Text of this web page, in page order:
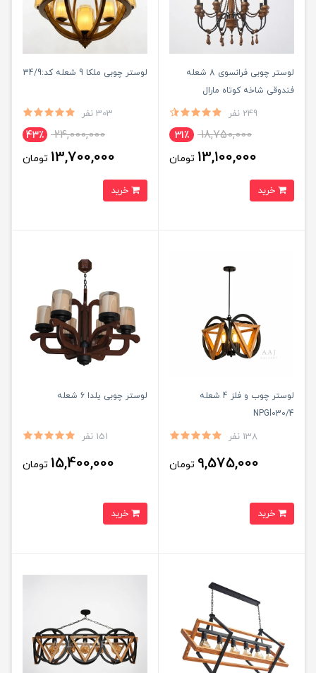
لوستر چوبی فرانسوی 8 شعله
فندوقی شاخه کوتاه مارال
249 نفر
18,750,000 31٪
13,100,000 تومان
لوستر چوبی ملکا 9 شعله کد:34/9
303 نفر
24,000,000 43٪
13,700,000 تومان
لوستر چوب و فلز 4 شعله
NPGl030/4
138 نفر
9,575,000 تومان
لوستر چوبی یلدا 6 شعله
151 نفر
15,400,000 تومان